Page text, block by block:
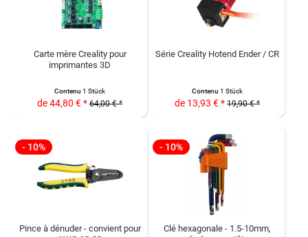
Carte mère Creality pour
imprimantes 3D
Contenu 1 Stück
de 44,80 € * 64,00 € *
Série Creality Hotend Ender / CR
Contenu 1 Stück
de 13,93 € * 19,90 € *
- 10%
Pince à dénuder - convient pour
- 10%
Clé hexagonale - 1.5-10mm,